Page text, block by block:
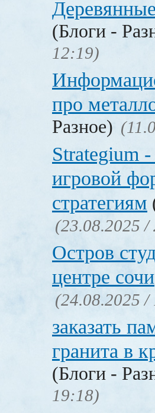
(Блоги -
12:19)
про
Разное)
Strategium
игровой
стратегиям
(23.08.2025 /
Остров
центре сочи
(24.08.2025 /
заказать
гранита в
(Блоги -
19:18)